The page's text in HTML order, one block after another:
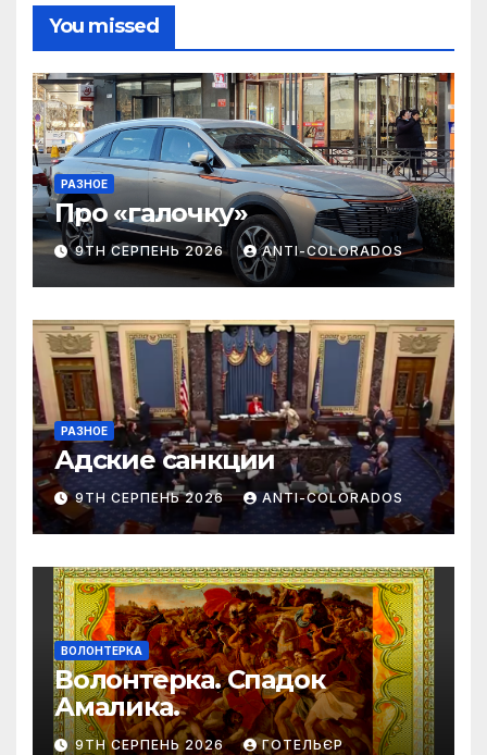
You missed
РАЗНОЕ
Про «галочку»
9TH СЕРПЕНЬ 2026 ANTI-COLORADOS
РАЗНОЕ
Адские санкции
9TH СЕРПЕНЬ 2026 ANTI-COLORADOS
ВОЛОНТЕРКА
Волонтерка. Спадок
Амалика.
9TH СЕРПЕНЬ 2026 ГОТЕЛЬЄР